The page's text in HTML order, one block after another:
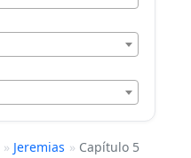
» Jeremias » Capítulo 5